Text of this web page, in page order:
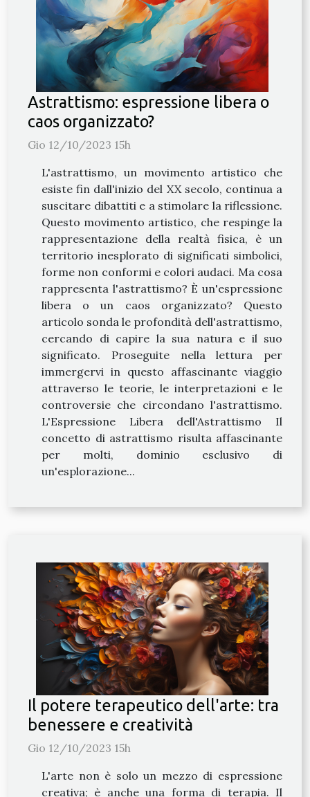
Astrattismo: espressione libera o
caos organizzato?
Gio 12/10/2023 15h
L'astrattismo, un movimento artistico che
esiste fin dall'inizio del XX secolo, continua a
suscitare dibattiti e a stimolare la riflessione.
Questo movimento artistico, che respinge la
rappresentazione della realtà fisica, è un
territorio inesplorato di significati simbolici,
forme non conformi e colori audaci. Ma cosa
rappresenta l'astrattismo? È un'espressione
libera o un caos organizzato? Questo
articolo sonda le profondità dell'astrattismo,
cercando di capire la sua natura e il suo
significato. Proseguite nella lettura per
immergervi in questo affascinante viaggio
attraverso le teorie, le interpretazioni e le
controversie che circondano l'astrattismo.
L'Espressione Libera dell'Astrattismo Il
concetto di astrattismo risulta affascinante
per molti, dominio esclusivo di
un'esplorazione...
Il potere terapeutico dell'arte: tra
benessere e creatività
Gio 12/10/2023 15h
L'arte non è solo un mezzo di espressione
creativa; è anche una forma di terapia. Il